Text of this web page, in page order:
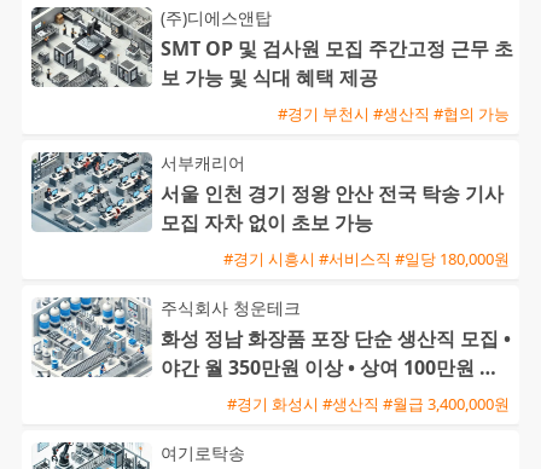
(주)디에스앤탑
SMT OP 및 검사원 모집 주간고정 근무 초
보 가능 및 식대 혜택 제공
#경기 부천시 #생산직 #협의 가능
서부캐리어
서울 인천 경기 정왕 안산 전국 탁송 기사
모집 자차 없이 초보 가능
#경기 시흥시 #서비스직 #일당 180,000원
주식회사 청운테크
화성 정남 화장품 포장 단순 생산직 모집 •
야간 월 350만원 이상 • 상여 100만원 및
정착지원금 40#경기 화성시 #생산직 #월급 3,400,000원
여기로탁송